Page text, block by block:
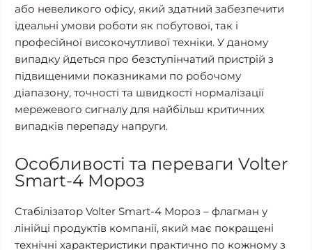
або невеликого офісу, який здатний забезпечити
ідеальні умови роботи як побутової, так і
професійної високочутливої техніки. У даному
випадку йдеться про безступінчатий пристрій з
підвищеними показниками по робочому
діапазону, точності та швидкості нормалізації
мережевого сигналу для найбільш критичних
випадків перепаду напруги.
Особливості та переваги Volter
Smart-4 Мороз
Стабілізатор Volter Smart-4 Мороз – флагман у
лінійці продуктів компанії, який має покращені
технічні характеристики практично по кожному з